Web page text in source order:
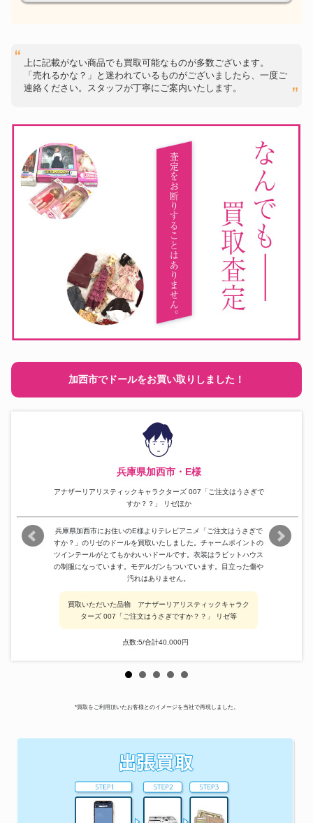
上に記載がない商品でも買取可能なものが多数ございます。
「売れるかな？」と迷われているものがございましたら、一度ご
連絡ください。スタッフが丁寧にご案内いたします。
加西市でドールをお買い取りしました！
兵庫県加西市・E様
アナザーリアリスティックキャラクターズ 007「ご注文はうさぎで
すか？？」 リゼほか
兵庫県加西市にお住いのE様よりテレビアニメ「ご注文はうさぎで
すか？」のリゼのドールを買取いたしました。チャームポイントの
ツインテールがとてもかわいいドールです。衣装はラビットハウス
の制服になっています。モデルガンもついています。目立った傷や
汚れはありません。
買取いただいた品物 アナザーリアリスティックキャラク
ターズ 007「ご注文はうさぎですか？？」 リゼ等
点数:5/合計40,000円
*買取をご利用頂いたお客様とのイメージを当社で再現しました。